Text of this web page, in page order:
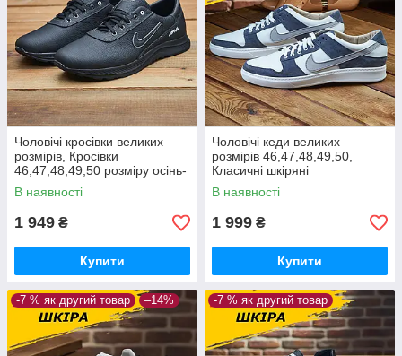
Чоловічі кросівки великих
розмірів, Кросівки
46,47,48,49,50 розміру осінь-
весна з натуральної шкіри
*М-18*
В наявності
1 949 ₴
Купити
Чоловічі кеди великих
розмірів 46,47,48,49,50,
Класичні шкіряні
кеди демісезонні *М-31 Б.с (
синие )*
В наявності
1 999 ₴
Купити
-7 % як другий товар –14% -7 % як другий товар